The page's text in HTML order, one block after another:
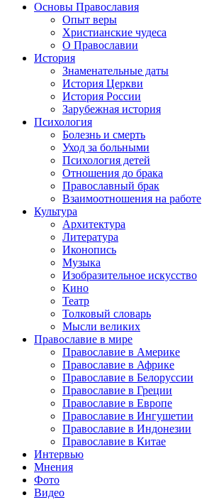
Основы Православия
Опыт веры
Христианские чудеса
О Православии
История
Знаменательные даты
История Церкви
История России
Зарубежная история
Психология
Болезнь и смерть
Уход за больными
Психология детей
Отношения до брака
Православный брак
Взаимоотношения на работе
Культура
Архитектура
Литература
Иконопись
Музыка
Изобразительное искусство
Кино
Театр
Толковый словарь
Мысли великих
Православие в мире
Православие в Америке
Православие в Африке
Православие в Белоруссии
Православие в Греции
Православие в Европе
Православие в Ингушетии
Православие в Индонезии
Православие в Китае
Интервью
Мнения
Фото
Видео